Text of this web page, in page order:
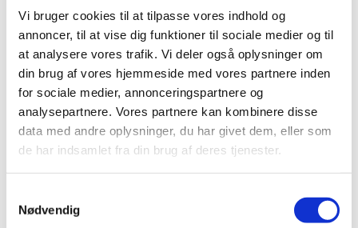
Vi bruger cookies til at tilpasse vores indhold og
annoncer, til at vise dig funktioner til sociale medier og til
at analysere vores trafik. Vi deler også oplysninger om
din brug af vores hjemmeside med vores partnere inden
for sociale medier, annonceringspartnere og
analysepartnere. Vores partnere kan kombinere disse
data med andre oplysninger, du har givet dem, eller som
de har indsamlet fra din brug af deres tjenester.
Nødvendig
06.05.2026
Hold dig løbende opdateret på events og
nyheder med dansk islæt i Portugal ved at
tilmelde dig ambassadens danskerliste.
Mulighed for genoptagelse af visse
sager om tabt danskstatsborgerskab
fortabelse af dansk statsborgerskab efter den